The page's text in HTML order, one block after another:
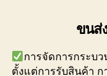
ขนส่
การจัดการกระบ
ตั้งแต่การรับสินค้า ก